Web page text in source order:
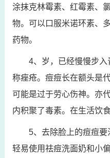
涂抹克林霉素、红霉素、
物。可以口服米诺环素、
药物。
4、岁，已经慢慢步
称痤疮。痘痘长在额头是
可能是过于劳心伤神。亦
内积聚了毒素。在生活饮
5、去除脸上的痘痘
轻易使用祛痘洗面奶和小